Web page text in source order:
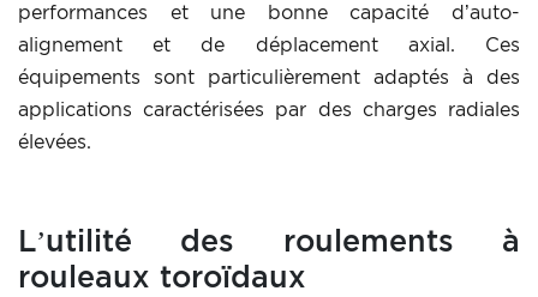
performances et une bonne capacité d’auto-
alignement et de déplacement axial. Ces
équipements sont particulièrement adaptés à des
applications caractérisées par des charges radiales
élevées.
L’utilité des roulements à
rouleaux toroïdaux